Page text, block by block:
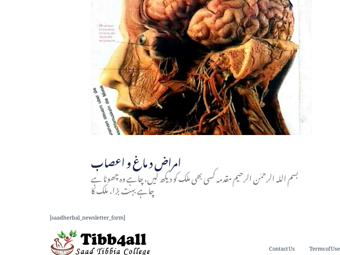
امراض د ماغ و اعصاب
بسم اللہ الرحمٰن الرحیم مقدمہ کسی بھی ملک کو دیکھ لیں، چاہے وہ چھوٹا ہے
چاہے بہت بڑا، ملک کا
[saadherbal_newsletter_form]
Contact Us Terms of Use